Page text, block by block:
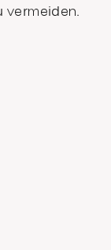
vermeiden.